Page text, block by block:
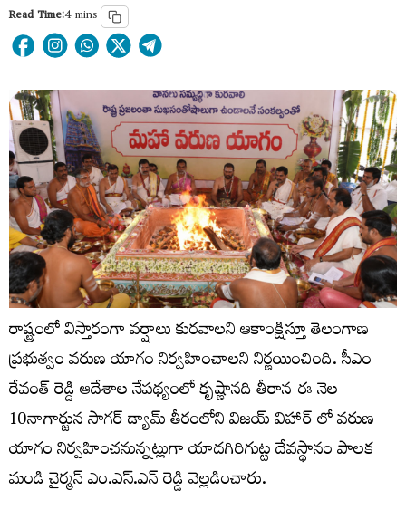
Read Time:4 mins
రాష్ట్రంలో విస్తారంగా వర్షాలు కురవాలని ఆకాంక్షిస్తూ తెలంగాణ
ప్రభుత్వం వరుణ యాగం నిర్వహించాలని నిర్ణయించింది. సీఎం
రేవంత్ రెడ్డి ఆదేశాల నేపథ్యంలో కృష్ణానది తీరాన ఈ నెల
10నాగార్జున సాగర్ డ్యామ్ తీరంలోని విజయ్ విహార్ లో వరుణ
యాగం నిర్వహించనున్నట్లుగా యాదగిరిగుట్ట దేవస్థానం పాలక
మండి చైర్మన్ ఎం.ఎస్.ఎన్ రెడ్డి వెల్లడించారు.